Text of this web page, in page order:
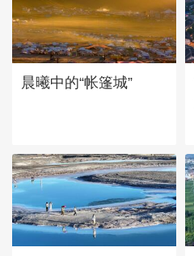
晨曦中的“帐篷城”